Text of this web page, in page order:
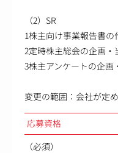
（2）SR
1株主向け事業報告書の
2定時株主総会の企画・
3株主アンケートの企画
変更の範囲：会社が定
応募資格
（必須）